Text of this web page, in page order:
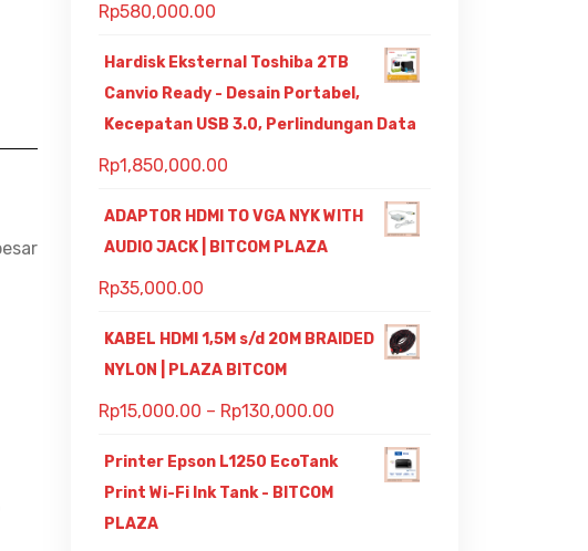
Rp580,000.00
Hardisk Eksternal Toshiba 2TB
Canvio Ready - Desain Portabel,
Kecepatan USB 3.0, Perlindungan Data
Rp1,850,000.00
ADAPTOR HDMI TO VGA NYK WITH
AUDIO JACK | BITCOM PLAZA
Rp35,000.00
KABEL HDMI 1,5M s/d 20M BRAIDED
NYLON | PLAZA BITCOM
Rp15,000.00 – Rp130,000.00
Printer Epson L1250 EcoTank
Print Wi-Fi Ink Tank - BITCOM
PLAZA